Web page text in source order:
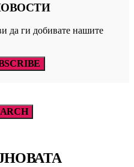
да ги добивате нашите